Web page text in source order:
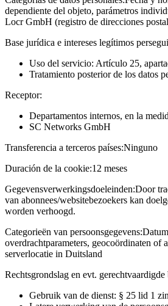
dependiente del objeto, parámetros
Locr GmbH (registro de direcciones
Base jurídica e intereses legítimos
Uso del servicio: Artículo 25,
Tratamiento posterior de los datos
Receptor:
Departamentos internos, en la
SC Networks GmbH
Transferencia a terceros países:Ninguno
Duración de la cookie:12 meses
Gegevensverwerkingsdoeleinden:Door
van abonnees/websitebezoekers kan
worden verhoogd.
Categorieën van persoonsgegevens:
overdrachtparameters, geocoördinaten of
serverlocatie in Duitsland
Rechtsgrondslag en evt. gerechtvaardigde
Gebruik van de dienst: § 25 lid 1